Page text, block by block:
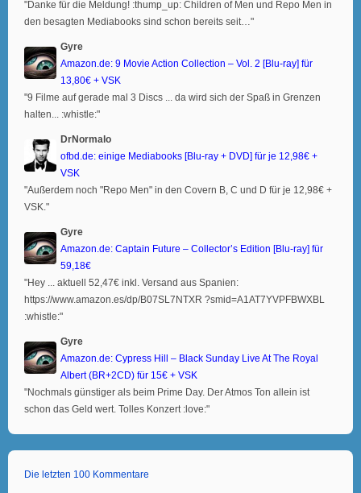
"Danke für die Meldung! :thump_up: Children of Men und Repo Men in
den besagten Mediabooks sind schon bereits seit…"
Gyre
Amazon.de: 9 Movie Action Collection – Vol. 2 [Blu-ray] für
13,80€ + VSK
"9 Filme auf gerade mal 3 Discs ... da wird sich der Spaß in Grenzen
halten... :whistle:"
DrNormalo
ofbd.de: einige Mediabooks [Blu-ray + DVD] für je 12,98€ +
VSK
"Außerdem noch "Repo Men" in den Covern B, C und D für je 12,98€ +
VSK."
Gyre
Amazon.de: Captain Future – Collector’s Edition [Blu-ray] für
59,18€
"Hey ... aktuell 52,47€ inkl. Versand aus Spanien:
https://www.amazon.es/dp/B07SL7NTXR ?smid=A1AT7YVPFBWXBL
:whistle:"
Gyre
Amazon.de: Cypress Hill – Black Sunday Live At The Royal
Albert (BR+2CD) für 15€ + VSK
"Nochmals günstiger als beim Prime Day. Der Atmos Ton allein ist
schon das Geld wert. Tolles Konzert :love:"
Die letzten 100 Kommentare